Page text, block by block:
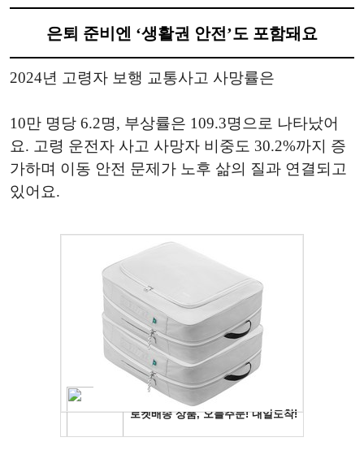
은퇴 준비엔 ‘생활권 안전’도 포함돼요
2024년 고령자 보행 교통사고 사망률은
10만 명당 6.2명, 부상률은 109.3명으로 나타났어
요. 고령 운전자 사고 사망자 비중도 30.2%까지 증
가하며 이동 안전 문제가 노후 삶의 질과 연결되고
있어요.